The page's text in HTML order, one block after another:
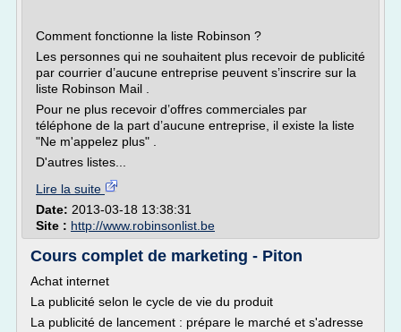
Comment fonctionne la liste Robinson ?
Les personnes qui ne souhaitent plus recevoir de publicité
par courrier d’aucune entreprise peuvent s’inscrire sur la
liste Robinson Mail .
Pour ne plus recevoir d’offres commerciales par
téléphone de la part d’aucune entreprise, il existe la liste
"Ne m'appelez plus" .
D'autres listes...
Lire la suite
Date: 2013-03-18 13:38:31
Site : http://www.robinsonlist.be
Cours complet de marketing - Piton
Achat internet
La publicité selon le cycle de vie du produit
La publicité de lancement : prépare le marché et s'adresse